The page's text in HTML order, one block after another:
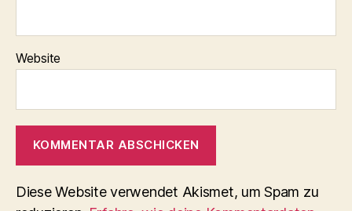
Website
Diese Website verwendet Akismet, um Spam zu